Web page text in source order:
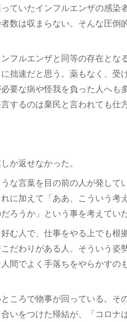
ていたインフルエンザの感染
数は収まらない。そんな圧倒
フルエンザと同等の存在とな
拙速だと思う。薬もなく、受
要な病や怪我を負った人へも
するのは棄民と言われても仕
か返せなかった。
な言葉を目の前の人が発して
に加えて「ああ、こういう考
ろうか」という事を考えていた
む人で、仕事をやる上でも根
だわりがある人。そういう姿
間でよく手落ちをやらかすの
ころで物事が回っている。そ
いをつけた帰結が、「コロナ